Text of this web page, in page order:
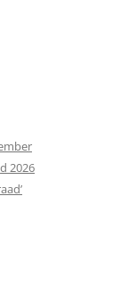
2026